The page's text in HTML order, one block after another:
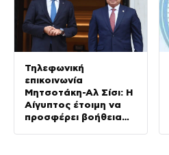
Τηλεφωνική
επικοινωνία
Μητσοτάκη-Αλ Σίσι: Η
Αίγυπτος έτοιμη να
προσφέρει βοήθεια